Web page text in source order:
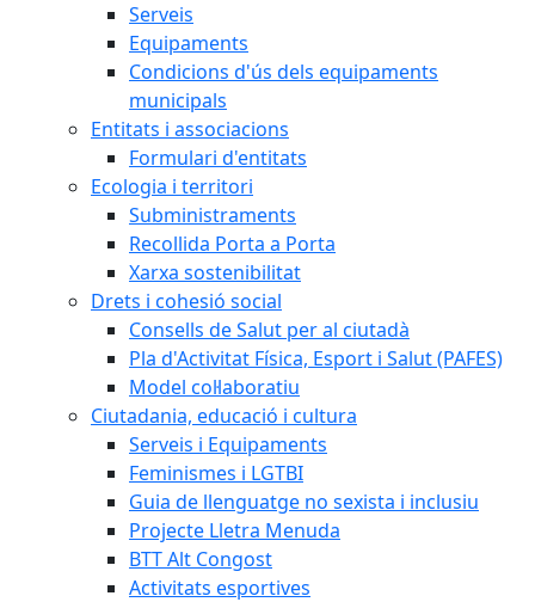
Serveis
Equipaments
Condicions d'ús dels equipaments
municipals
Entitats i associacions
Formulari d'entitats
Ecologia i territori
Subministraments
Recollida Porta a Porta
Xarxa sostenibilitat
Drets i cohesió social
Consells de Salut per al ciutadà
Pla d'Activitat Física, Esport i Salut (PAFES)
Model col·laboratiu
Ciutadania, educació i cultura
Serveis i Equipaments
Feminismes i LGTBI
Guia de llenguatge no sexista i inclusiu
Projecte Lletra Menuda
BTT Alt Congost
Activitats esportives